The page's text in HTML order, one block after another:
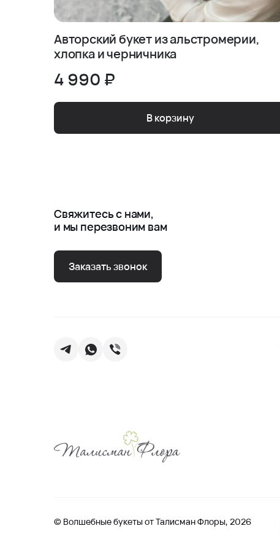
Авторский букет из альстромерии,
хлопка и черничника
4 990 ₽
В корзину
Свяжитесь с нами,
и мы перезвоним вам
Заказать звонок
© Волшебные букеты от Талисман Флоры, 2026